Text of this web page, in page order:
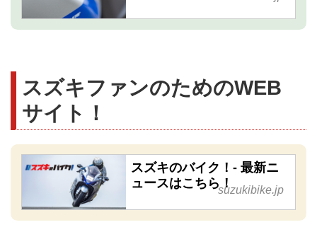
スズキファンのためのWEB
サイト！
スズキのバイク！- 最新ニ
ュースはこちら！suzukibike.jp